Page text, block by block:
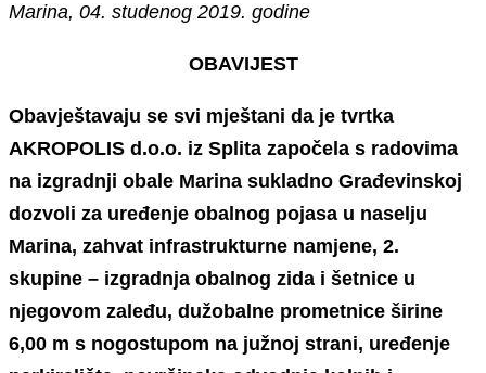
Marina, 04. studenog 2019. godine
OBAVIJEST
Obavještavaju se svi mještani da je tvrtka
AKROPOLIS d.o.o. iz Splita započela s radovima
na izgradnji obale Marina sukladno Građevinskoj
dozvoli za uređenje obalnog pojasa u naselju
Marina, zahvat infrastrukturne namjene, 2.
skupine – izgradnja obalnog zida i šetnice u
njegovom zaleđu, dužobalne prometnice širine
6,00 m s nogostupom na južnoj strani, uređenje